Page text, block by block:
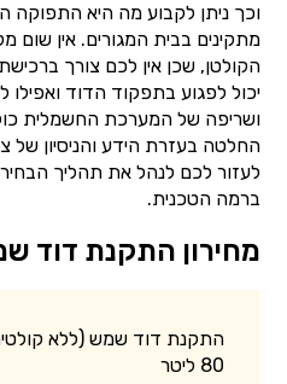
וכך ניתן לקבוע מה היא התפוקה
מתקינים בבית המגורים. אין שום
הקולטן, שכן אין לכם צורך
יכול לפגוע בתפקוד הדוד
ושריפה של המערכת החשמלית
החלטה בעזרת הידע והניסיון של
לעזור לכם לנהל את תהליך
ברמה הטכנית.
מחירון התקנת דוד
התקנת דוד שמש (ללא
80 ליטר